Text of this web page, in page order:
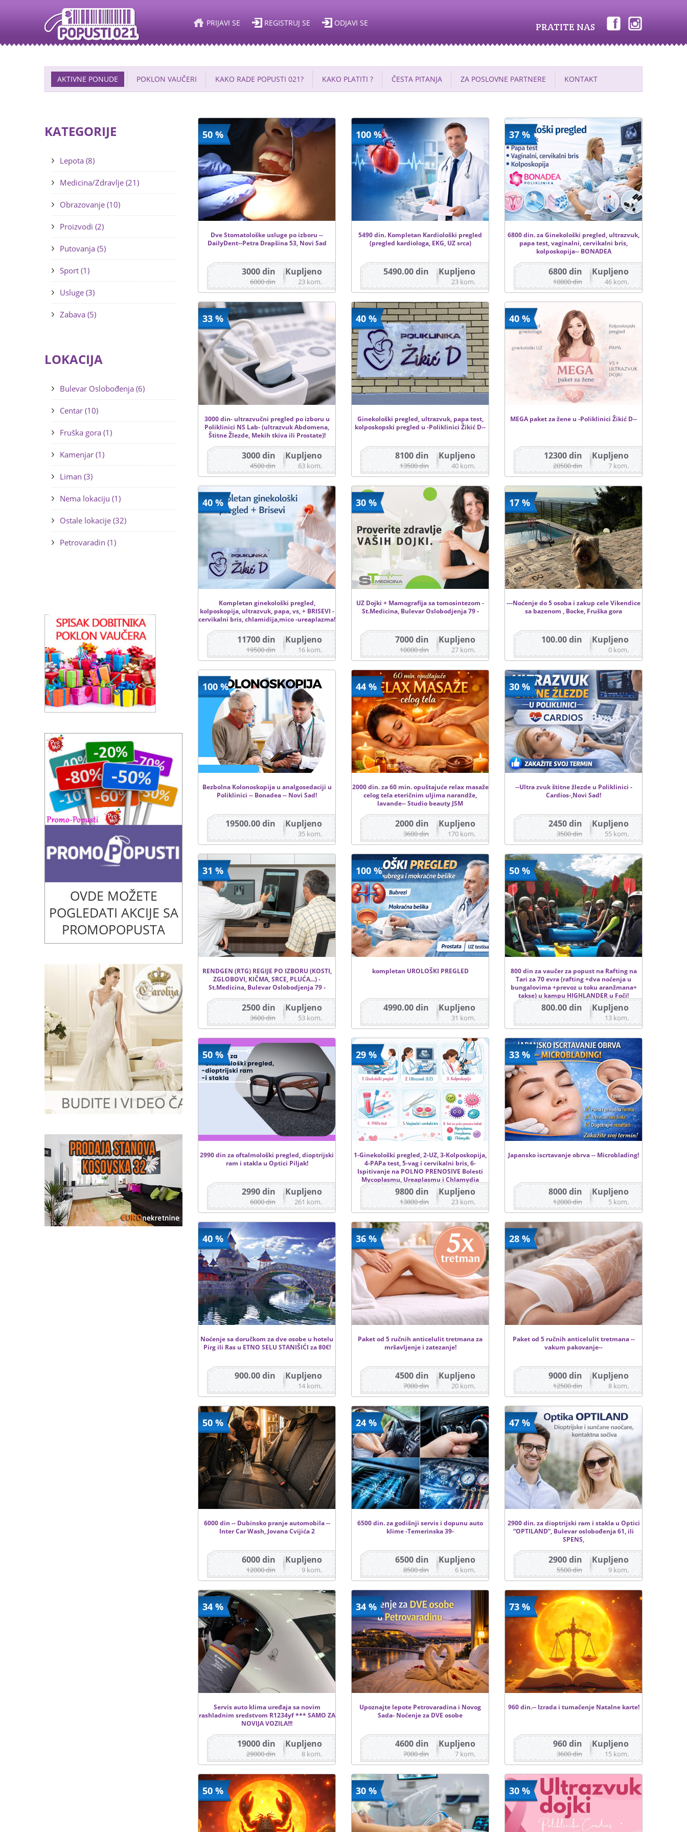
PRIJAVI SE REGISTRUJ SE ODJAVI SE PRATITE NAS
AKTIVNE PONUDE POKLON VAUČERI KAKO RADE POPUSTI 021? KAKO PLATITI ? ČESTA PITANJA ZA POSLOVNE PARTNERE KONTAKT
KATEGORIJE
Lepota (8)
Medicina/Zdravlje (21)
Obrazovanje (10)
Proizvodi (2)
Putovanja (5)
Sport (1)
Usluge (3)
Zabava (5)
LOKACIJA
Bulevar Oslobođenja (6)
Centar (10)
Fruška gora (1)
Kamenjar (1)
Liman (3)
Nema lokaciju (1)
Ostale lokacije (32)
Petrovaradin (1)
OVDE MOŽETE
POGLEDATI AKCIJE SA
PROMOPOPUSTA
50 %
Dve Stomatološke usluge po izboru --
DailyDent--Petra Drapšina 53, Novi Sad
Kupljeno
23 kom.
3000 din
6000 din
100 %
5490 din. Kompletan Kardiološki pregled
(pregled kardiologa, EKG, UZ srca)
Kupljeno
23 kom.
5490.00 din
37 %
6800 din. za Ginekološki pregled, ultrazvuk,
papa test, vaginalni, cervikalni bris,
kolposkopija-- BONADEA
Kupljeno
46 kom.
6800 din
10800 din
33 %
3000 din- ultrazvučni pregled po izboru u
Poliklinici NS Lab- (ultrazvuk Abdomena,
Štitne Žlezde, Mekih tkiva ili Prostate)!
Kupljeno
63 kom.
3000 din
4500 din
40 %
Ginekološki pregled, ultrazvuk, papa test,
kolposkopski pregled u -Poliklinici Žikić D--
Kupljeno
40 kom.
8100 din
13500 din
40 %
MEGA paket za žene u -Poliklinici Žikić D--
Kupljeno
7 kom.
12300 din
20500 din
40 %
Kompletan ginekološki pregled,
kolposkopija, ultrazvuk, papa, vs, + BRISEVI -
cervikalni bris, chlamidija,mico -ureaplazma!
Kupljeno
16 kom.
11700 din
19500 din
30 %
UZ Dojki + Mamografija sa tomosintezom -
St.Medicina, Bulevar Oslobodjenja 79 -
Kupljeno
27 kom.
7000 din
10000 din
17 %
---Noćenje do 5 osoba i zakup cele Vikendice
sa bazenom , Bocke, Fruška gora
Kupljeno
0 kom.
100.00 din
100 %
Bezbolna Kolonoskopija u analgosedaciji u
Poliklinici -- Bonadea -- Novi Sad!
Kupljeno
35 kom.
19500.00 din
44 %
2000 din. za 60 min. opuštajuće relax masaže
celog tela eteričnim uljima narandže,
lavande-- Studio beauty JSM
Kupljeno
170 kom.
2000 din
3600 din
30 %
--Ultra zvuk štitne žlezde u Poliklinici -
Cardios-,Novi Sad!
Kupljeno
55 kom.
2450 din
3500 din
31 %
RENDGEN (RTG) REGIJE PO IZBORU (KOSTI,
ZGLOBOVI, KIČMA, SRCE, PLUĆA...) -
St.Medicina, Bulevar Oslobodjenja 79 -
Kupljeno
53 kom.
2500 din
3600 din
100 %
kompletan UROLOŠKI PREGLED
Kupljeno
31 kom.
4990.00 din
50 %
800 din za vaučer za popust na Rafting na
Tari za 70 evra (rafting +dva noćenja u
bungalovima +prevoz u toku aranžmana+
takse) u kampu HIGHLANDER u Foči!
Kupljeno
13 kom.
800.00 din
50 %
2990 din za oftalmološki pregled, dioptrijski
ram i stakla u Optici Piljak!
Kupljeno
261 kom.
2990 din
6000 din
29 %
1-Ginekološki pregled, 2-UZ, 3-Kolposkopija,
4-PAPa test, 5-vag i cervikalni bris, 6-
Ispitivanje na POLNO PRENOSIVE Bolesti
Mycoplasmu, Ureaplasmu i Chlamydia
Kupljeno
23 kom.
9800 din
13800 din
33 %
Japansko iscrtavanje obrva -- Microblading!
Kupljeno
5 kom.
8000 din
12000 din
40 %
Noćenje sa doručkom za dve osobe u hotelu
Pirg ili Ras u ETNO SELU STANIŠIĆI za 80€!
Kupljeno
14 kom.
900.00 din
36 %
Paket od 5 ručnih anticelulit tretmana za
mršavljenje i zatezanje!
Kupljeno
20 kom.
4500 din
7000 din
28 %
Paket od 5 ručnih anticelulit tretmana --
vakum pakovanje--
Kupljeno
8 kom.
9000 din
12500 din
50 %
6000 din -- Dubinsko pranje automobila --
Inter Car Wash, Jovana Cvijića 2
Kupljeno
9 kom.
6000 din
12000 din
24 %
6500 din. za godišnji servis i dopunu auto
klime -Temerinska 39-
Kupljeno
6 kom.
6500 din
8500 din
47 %
2900 din. za dioptrijski ram i stakla u Optici
“OPTILAND”, Bulevar oslobođenja 61, ili
SPENS,
Kupljeno
9 kom.
2900 din
5500 din
34 %
Servis auto klima uređaja sa novim
rashladnim sredstvom R1234yf *** SAMO ZA
NOVIJA VOZILA!!!
Kupljeno
8 kom.
19000 din
29000 din
34 %
Upoznajte lepote Petrovaradina i Novog
Sada- Noćenje za DVE osobe
Kupljeno
7 kom.
4600 din
7000 din
73 %
960 din.-- Izrada i tumačenje Natalne karte!
Kupljeno
15 kom.
960 din
3600 din
50 % 30 % 30 %